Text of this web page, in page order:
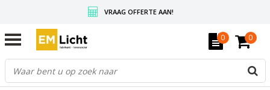
VRAAG OFFERTE AAN!
GRATIS VERZENDING BOVEN DE € 350,-
WEDERVERKOPERS KRIJGEN ALTIJD KORTING, INFORMEER!
0 0